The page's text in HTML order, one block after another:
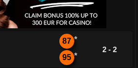
87 *
95 *
2 - 2